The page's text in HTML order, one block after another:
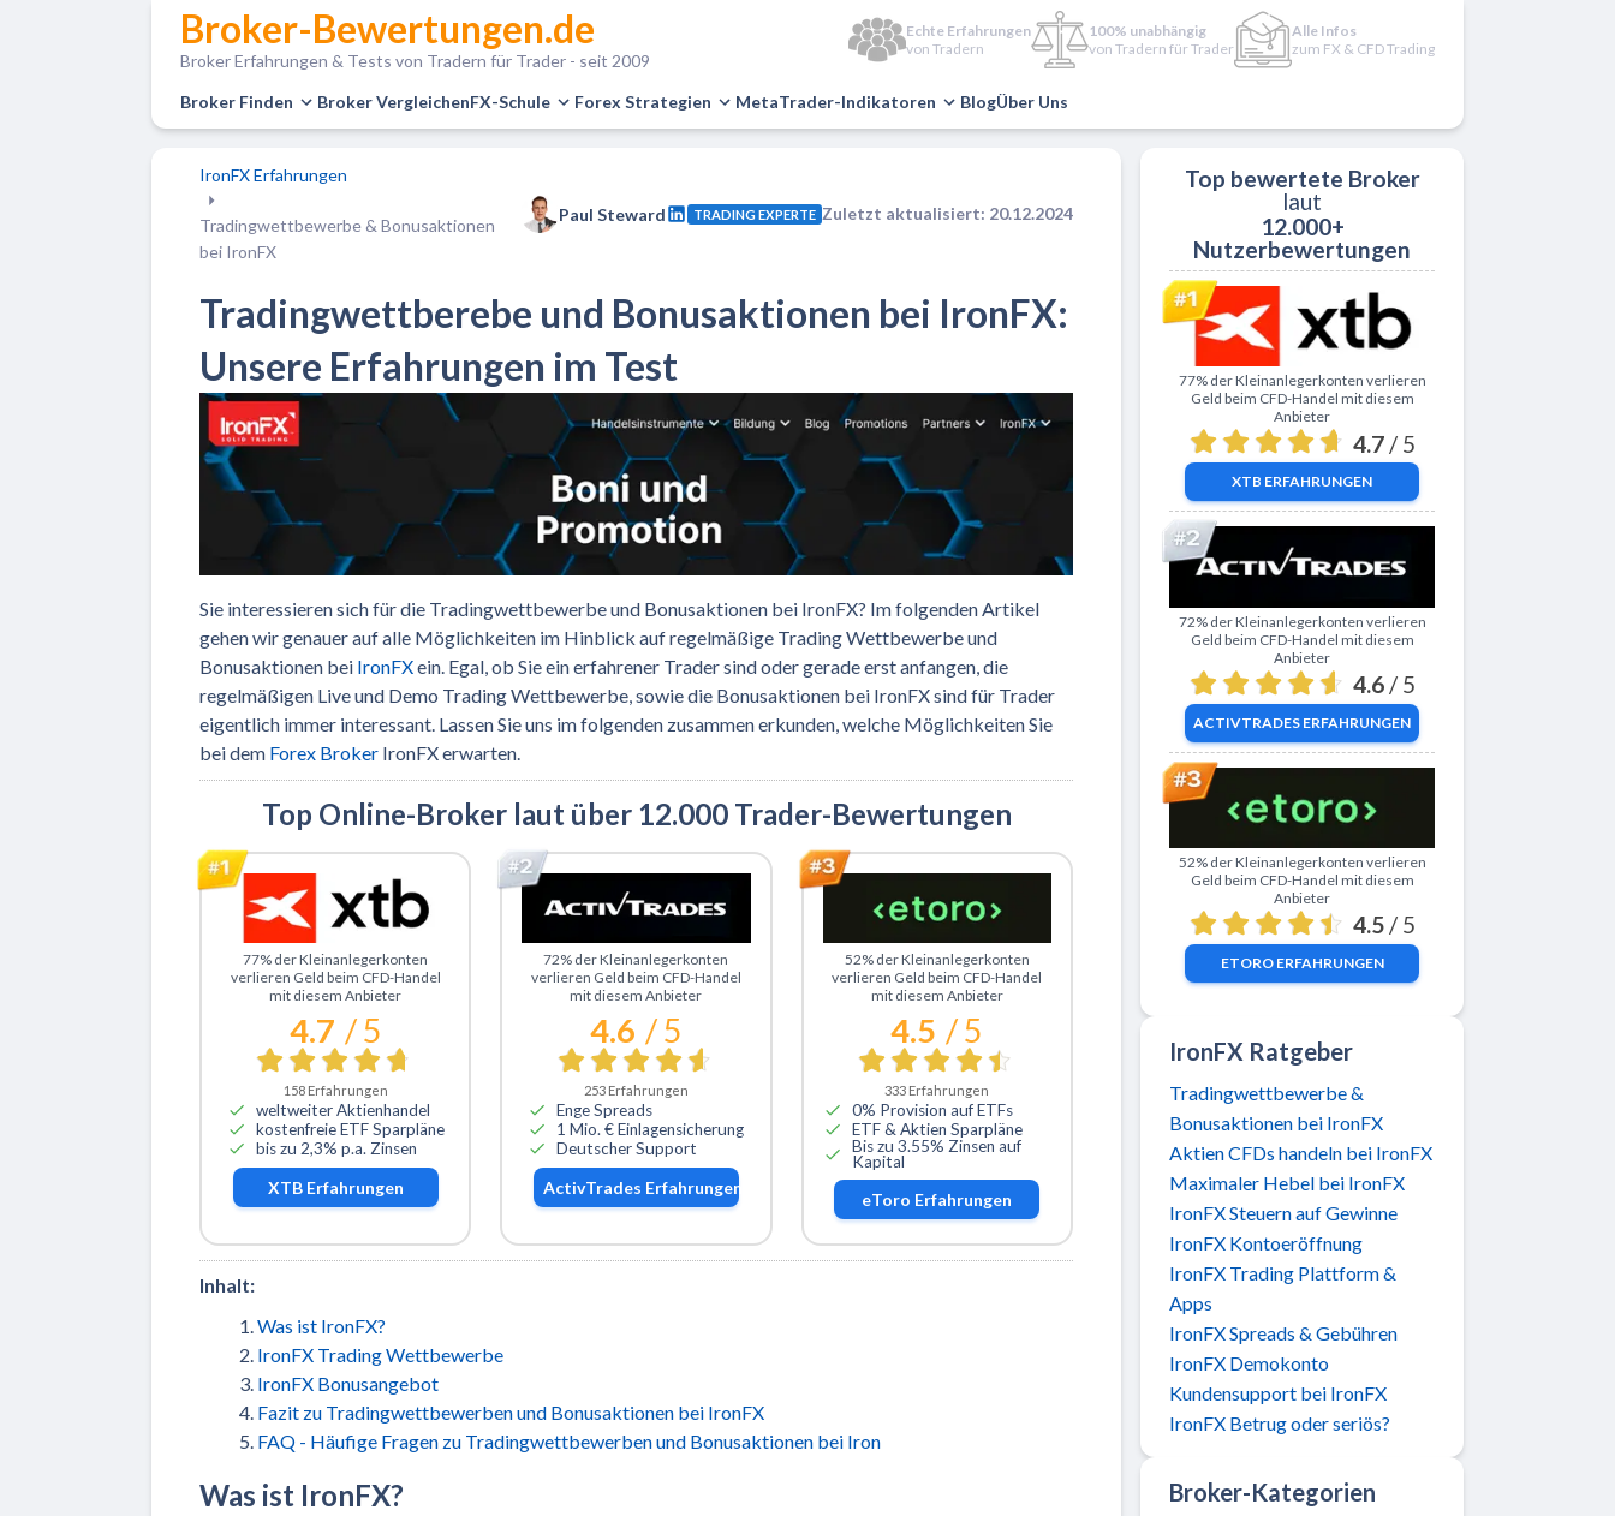
Broker-Bewertungen.de
Broker Erfahrungen & Tests von Tradern für Trader - seit 2009
Echte Erfahrungen
von Tradern
100% unabhängig
von Tradern für Trader
Alle Infos
zum FX & CFD Trading
Broker Finden Broker VergleichenFX-Schule Forex Strategien MetaTrader-Indikatoren BlogÜber Uns
IronFX Erfahrungen
Tradingwettbewerbe & Bonusaktionen
bei IronFX
Paul Steward TRADING EXPERTE Zuletzt aktualisiert: 20.12.2024
Tradingwettberebe und Bonusaktionen bei IronFX:
Unsere Erfahrungen im Test
Sie interessieren sich für die Tradingwettbewerbe und Bonusaktionen bei IronFX? Im folgenden Artikel
gehen wir genauer auf alle Möglichkeiten im Hinblick auf regelmäßige Trading Wettbewerbe und
Bonusaktionen bei IronFXein. Egal, ob Sie ein erfahrener Trader sind oder gerade erst anfangen, die
regelmäßigen Live und Demo Trading Wettbewerbe, sowie die Bonusaktionen bei IronFX sind für Trader
eigentlich immer interessant. Lassen Sie uns im folgenden zusammen erkunden, welche Möglichkeiten Sie
bei dem Forex Broker IronFX erwarten.
Top Online-Broker laut über 12.000 Trader-Bewertungen
Zu XTB
77% der Kleinanlegerkonten
verlieren Geld beim CFD-Handel
mit diesem Anbieter
4.7 / 5
158Erfahrungen
weltweiter Aktienhandel
kostenfreie ETF Sparpläne
bis zu 2,3% p.a. Zinsen
XTBErfahrungen
Zu ActivTrades
72% der Kleinanlegerkonten
verlieren Geld beim CFD-Handel
mit diesem Anbieter
4.6 / 5
253Erfahrungen
Enge Spreads
1 Mio. € Einlagensicherung
Deutscher Support
ActivTrades Erfahrungen
Zu eToro
52% der Kleinanlegerkonten
verlieren Geld beim CFD-Handel
mit diesem Anbieter
4.5 / 5
333 Erfahrungen
0% Provision auf ETFs
ETF & Aktien Sparpläne
Bis zu 3.55% Zinsen auf
Kapital
eToro Erfahrungen
Inhalt:
Was ist IronFX?
IronFX Trading Wettbewerbe
IronFX Bonusangebot
Fazit zu Tradingwettbewerben und Bonusaktionen bei IronFX
FAQ - Häufige Fragen zu Tradingwettbewerben und Bonusaktionen bei Iron
Was ist IronFX?
Top bewertete Broker
laut
12.000+
Nutzerbewertungen
Zu XTB
77% der Kleinanlegerkonten verlieren
Geld beim CFD-Handel mit diesem
Anbieter
4.7 / 5
XTB ERFAHRUNGEN
Zu ActivTrades
72% der Kleinanlegerkonten verlieren
Geld beim CFD-Handel mit diesem
Anbieter
4.6 / 5
ACTIVTRADES ERFAHRUNGEN
Zu eToro
52% der Kleinanlegerkonten verlieren
Geld beim CFD-Handel mit diesem
Anbieter
4.5 / 5
ETOROERFAHRUNGEN
IronFX Ratgeber
Tradingwettbewerbe &
Bonusaktionen bei IronFX
Aktien CFDs handeln bei IronFX
Maximaler Hebel bei IronFX
IronFX Steuern auf Gewinne
IronFX Kontoeröffnung
IronFX Trading Plattform &
Apps
IronFX Spreads & Gebühren
IronFX Demokonto
Kundensupport bei IronFX
IronFX Betrug oder seriös?
Broker-Kategorien